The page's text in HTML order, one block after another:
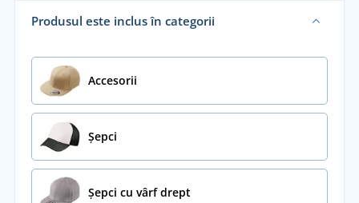
Produsul este inclus în categorii
Accesorii
Șepci
Șepci cu vârf drept